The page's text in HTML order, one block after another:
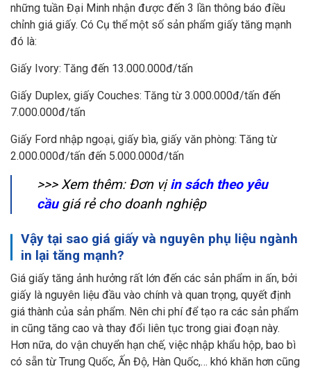
những tuần Đại Minh nhận được đến 3 lần thông báo điều
chỉnh giá giấy. Có Cụ thể một số sản phẩm giấy tăng mạnh
đó là:
Giấy Ivory: Tăng đến 13.000.000đ/tấn
Giấy Duplex, giấy Couches: Tăng từ 3.000.000đ/tấn đến
7.000.000đ/tấn
Giấy Ford nhập ngoại, giấy bìa, giấy văn phòng: Tăng từ
2.000.000đ/tấn đến 5.000.000đ/tấn
>>> Xem thêm: Đơn vịin sách theo yêu
cầugiá rẻ cho doanh nghiệp
Vậy tại sao giá giấy và nguyên phụ liệu ngành
in lại tăng mạnh?
Giá giấy tăng ảnh hưởng rất lớn đến các sản phẩm in ấn, bởi
giấy là nguyên liệu đầu vào chính và quan trọng, quyết định
giá thành của sản phẩm. Nên chi phí để tạo ra các sản phẩm
in cũng tăng cao và thay đổi liên tục trong giai đoạn này.
Hơn nữa, do vận chuyển hạn chế, việc nhập khẩu hộp, bao bì
có sẵn từ Trung Quốc, Ấn Độ, Hàn Quốc,… khó khăn hơn cũng